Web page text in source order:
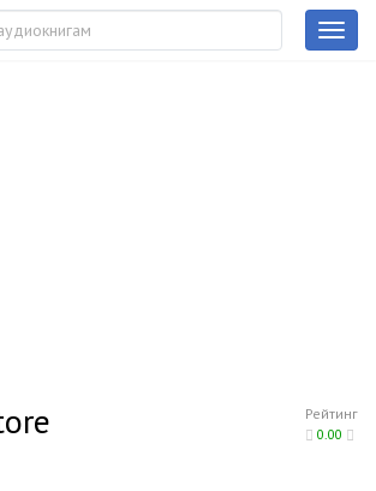
Рейтинг
0.00